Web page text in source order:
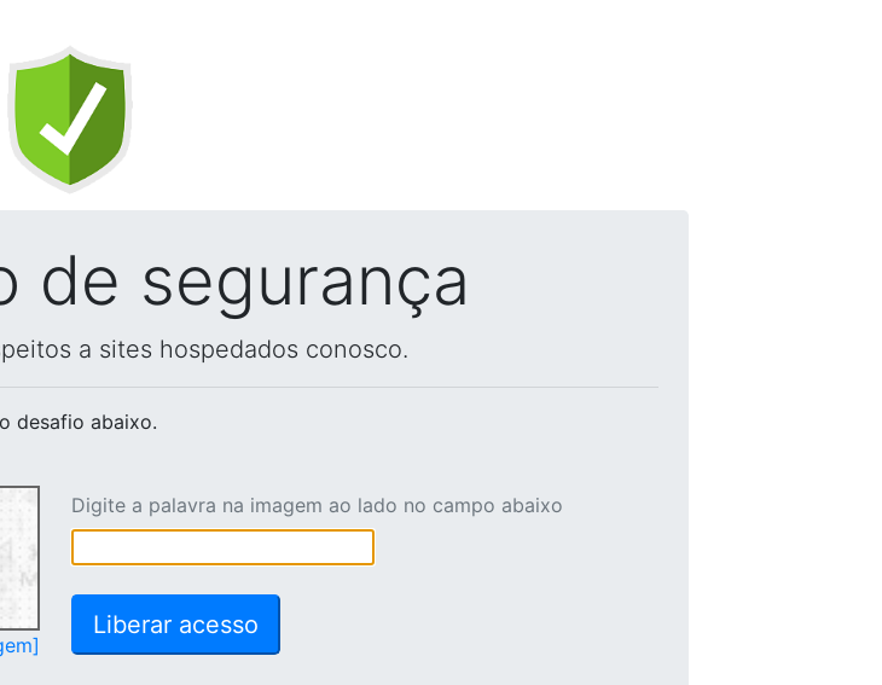
de segurança
a sites hospedados conosco.
desafio abaixo.
Digite a palavra na imagem ao lado no campo abaixo